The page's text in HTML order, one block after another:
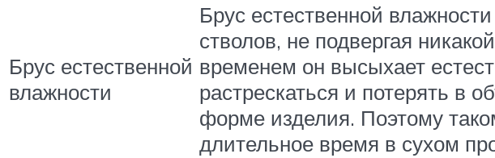
Брус естественной
влажности
Брус естественной
стволов, не подвергая
временем он высыхает
растрескаться и потерять в
форме изделия. Поэтому
длительное время в сухом